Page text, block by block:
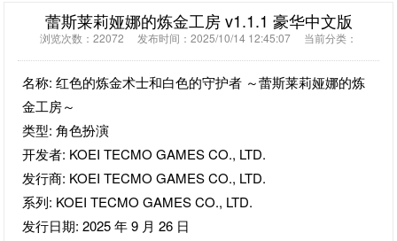
蕾斯莱莉娅娜的炼金工房 v1.1.1 豪华中文版
浏览次数：22072 发布时间：2025/10/14 12:45:07 当前分类：
名称: 红色的炼金术士和白色的守护者 ～蕾斯莱莉娅娜的炼
金工房～
类型: 角色扮演
开发者: KOEI TECMO GAMES CO., LTD.
发行商: KOEI TECMO GAMES CO., LTD.
系列: KOEI TECMO GAMES CO., LTD.
发行日期: 2025 年 9 月 26 日